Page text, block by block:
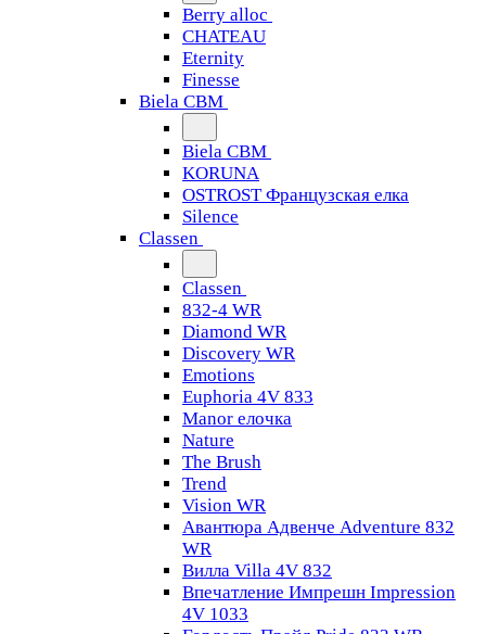
Berry alloc
CHATEAU
Eternity
Finesse
Biela CBM
Biela CBM
KORUNA
OSTROST Французская елка
Silence
Classen
Classen
832-4 WR
Diamond WR
Discovery WR
Emotions
Euphoria 4V 833
Manor елочка
Nature
The Brush
Trend
Vision WR
Авантюра Адвенче Adventure 832
WR
Вилла Villa 4V 832
Впечатление Импрешн Impression
4V 1033